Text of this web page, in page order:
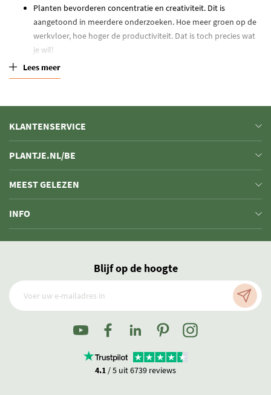
Planten bevorderen concentratie en creativiteit. Dit is
aangetoond in meerdere onderzoeken. Hoe meer groen op de
werkvloer, hoe hoger de productiviteit. Dat is toch precies wat
je wil!
Planten op kantoor zijn rustgevend. Deadlines of andere
stressvolle werksituaties; met een stel planten om je heen kun
Veel groene planten hebben een luchtzuiverende werking: ze
luchtvochtigheid. Dat zorgt voor een gezonde werkomgeving
Samen een kantoor plant verzorgen versterkt de onderlinge
waardoor je elkaar makkelijker benadert in de toekomst.
Ook handig: planten op kantoor verbeteren de akoestiek,
Onderhoud kantoorplanten
handig. Daarom hebben we op deze pagina een selectie gemaakt van
makkelijke, sterke kantoorplanten. Op zoek naar een voorstel op
maat? Neem dancontactmet ons op, zodat we kunnen kijken naar de
mogelijkheden.
Lees meer
KLANTENSERVICE
PLANTJE.NL/BE
MEEST GELEZEN
INFO
Blijf op de hoogte
4.1 / 5 uit 6739 reviews